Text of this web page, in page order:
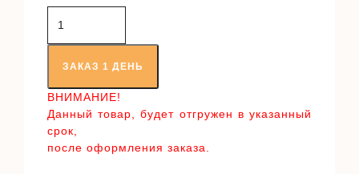
товара
Приводной
валЗАКАЗ 1 ДЕНЬ
ВНИМАНИЕ!
Данный товар, будет отгружен в указанный
срок,
после оформления заказа.